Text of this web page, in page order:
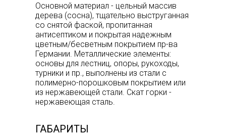
Основной материал - цельный массив
дерева (сосна), тщательно выструганная
со снятой фаской, пропитанная
антисептиком и покрытая надежным
цветным/бесветным покрытием пр-ва
Германии. Металлические элементы:
основы для лестниц, опоры, рукоходы,
турники и пр., выполнены из стали с
полимерно-порошковым покрытием или
из нержавеющей стали. Скат горки -
нержавеющая сталь.
ГАБАРИТЫ